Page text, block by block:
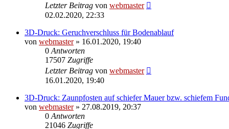
Letzter Beitrag von webmaster
02.02.2020, 22:33
3D-Druck: Geruchverschluss für Bodenablauf
von webmaster» 16.01.2020, 19:40
0 Antworten
17507 Zugriffe
Letzter Beitrag von webmaster
16.01.2020, 19:40
3D-Druck: Zaunpfosten auf schiefer Mauer bzw. schiefem
von webmaster» 27.08.2019, 20:37
0 Antworten
21046 Zugriffe